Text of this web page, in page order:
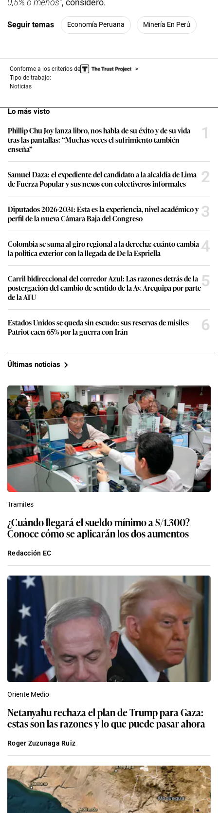
Seguir temas Economía Peruana Minería En Perú
Conforme a los criterios de
Tipo de trabajo:
Noticias
Lo más visto
Phillip Chu Joy lanza libro, nos habla de su éxito y de su vida
tras las pantallas: “Muchas veces el sufrimiento también
enseña”
1
Samuel Daza: el expediente del candidato a la alcaldía de Lima
de Fuerza Popular y sus nexos con colectiveros informales
2
Diputados 2026-2031: Esta es la experiencia, nivel académico y
perfil de la nueva Cámara Baja del Congreso
3
Colombia se suma al giro regional a la derecha: cuánto cambia
la política exterior con la llegada de De la Espriella
4
Carril bidireccional del corredor Azul: Las razones detrás de la
postergación del cambio de sentido de la Av. Arequipa por parte
de la ATU
5
Estados Unidos se queda sin escudo: sus reservas de misiles
Patriot caen 65% por la guerra con Irán
6
Últimas noticias
Tramites
¿Cuándo llegará el sueldo mínimo a S/1.300?
Conoce cómo se aplicarán los dos aumentos
Redacción EC
Oriente Medio
Netanyahu rechaza el plan de Trump para Gaza:
estas son las razones y lo que puede pasar ahora
Roger Zuzunaga Ruiz